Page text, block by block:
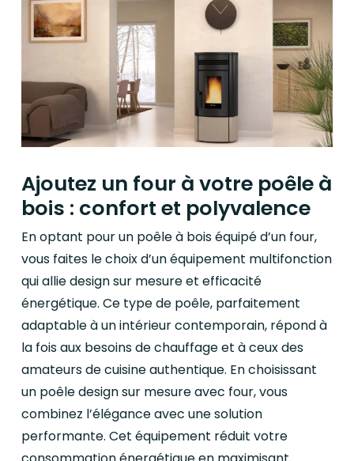
Ajoutez un four à votre poêle à
bois : confort et polyvalence
En optant pour un poêle à bois équipé d’un four,
vous faites le choix d’un équipement multifonction
qui allie design sur mesure et efficacité
énergétique. Ce type de poêle, parfaitement
adaptable à un intérieur contemporain, répond à
la fois aux besoins de chauffage et à ceux des
amateurs de cuisine authentique. En choisissant
un poêle design sur mesure avec four, vous
combinez l’élégance avec une solution
performante. Cet équipement réduit votre